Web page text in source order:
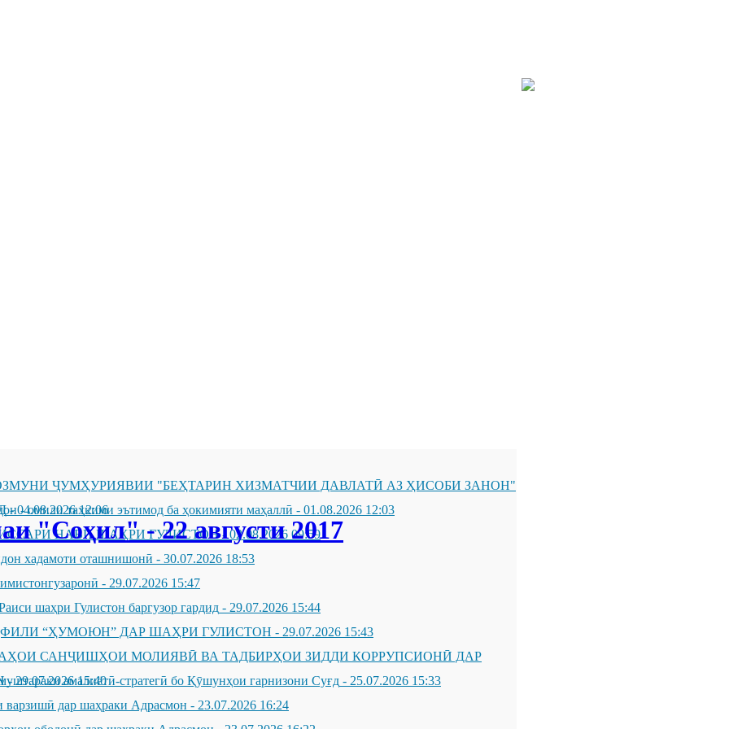
ҶУМҲУРИЯВИИ "БЕҲТАРИН ХИЗМАТЧИИ ДАВЛАТӢ АЗ ҲИСОБИ ЗАНОН"
-04.08.2026 12:06
- омили таҳкими эътимод ба ҳокимияти маҳаллӣ - 01.08.2026 12:03
НАВИ ШАҲРИ ГУЛИСТОН-02.08.2026 09:59
хадамоти оташнишонӣ - 30.07.2026 18:53
- 29.07.2026 15:47
шаҳри Гулистон баргузор гардид - 29.07.2026 15:44
“ҲУМОЮН” ДАР ШАҲРИ ГУЛИСТОН - 29.07.2026 15:43
САНҶИШҲОИ МОЛИЯВӢ ВА ТАДБИРҲОИ ЗИДДИ КОРРУПСИОНӢ ДАР
-29.07.2026 15:40амалиётӣ-стратегӣ бо Қӯшунҳои гарнизони Суғд - 25.07.2026 15:33
варзишӣ дар шаҳраки Адрасмон - 23.07.2026 16:24
"Соҳил" - 22 августи 2017